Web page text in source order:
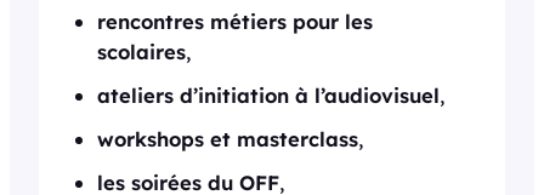
rencontres métiers pour les
scolaires,
ateliers d’initiation à l’audiovisuel,
workshops et masterclass,
les soirées du OFF,